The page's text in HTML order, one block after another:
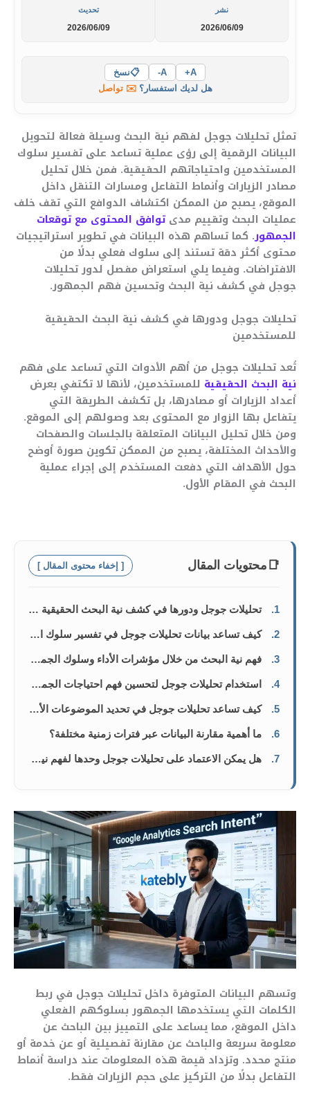
نشر
2026/06/09
تحديث
2026/06/09
A+
A-
📋نسخ
هل لديك استفسار؟✉️ تواصل
تمثل تحليلات جوجل لفهم نية البحث وسيلة فعالة لتحويل
البيانات الرقمية إلى رؤى عملية تساعد على تفسير سلوك
المستخدمين واحتياجاتهم الحقيقية. فمن خلال تحليل
مصادر الزيارات وأنماط التفاعل ومسارات التنقل داخل
الموقع، يصبح من الممكن اكتشاف الدوافع التي تقف خلف
عمليات البحث وتقييم مدى توافق المحتوى مع توقعات
الجمهور. كما تساهم هذه البيانات في تطوير استراتيجيات
محتوى أكثر دقة تستند إلى سلوك فعلي بدلًا من
الافتراضات. وفيما يلي استعراض مفصل لدور تحليلات
جوجل في كشف نية البحث وتحسين فهم الجمهور.
تحليلات جوجل ودورها في كشف نية البحث الحقيقية
للمستخدمين
تُعد تحليلات جوجل من أهم الأدوات التي تساعد على فهم
نية البحث الحقيقية للمستخدمين، لأنها لا تكتفي بعرض
أعداد الزيارات أو مصادرها، بل تكشف الطريقة التي
يتفاعل بها الزوار مع المحتوى بعد وصولهم إلى الموقع.
ومن خلال تحليل البيانات المتعلقة بالجلسات والصفحات
والأحداث المختلفة، يصبح من الممكن تكوين صورة أوضح
حول الأهداف التي دفعت المستخدم إلى إجراء عملية
البحث في المقام الأول.
📑 محتويات المقال [ إخفاء محتوى المقال ]
1. تحليلات جوجل ودورها في كشف نية البحث الحقيقية للمستخدمين
2. كيف تساعد بيانات تحليلات جوجل في تفسير سلوك الباحثين؟
3. فهم نية البحث من خلال مؤشرات الأداء وسلوك الجمهور
4. استخدام تحليلات جوجل لتحسين فهم احتياجات الجمهور وتوقعاته
5. كيف تساعد تحليلات جوجل في تحديد الموضوعات الأكثر أهمية للجمهور؟
6. ما أهمية مقارنة البيانات عبر فترات زمنية مختلفة؟
7. هل يمكن الاعتماد على تحليلات جوجل وحدها لفهم نية البحث؟
وتسهم البيانات المتوفرة داخل تحليلات جوجل في ربط
الكلمات التي يستخدمها الجمهور بسلوكهم الفعلي
داخل الموقع، مما يساعد على التمييز بين الباحث عن
معلومة سريعة والباحث عن مقارنة تفصيلية أو عن خدمة أو
منتج محدد. وتزداد قيمة هذه المعلومات عند دراسة أنماط
التفاعل بدلًا من التركيز على حجم الزيارات فقط.